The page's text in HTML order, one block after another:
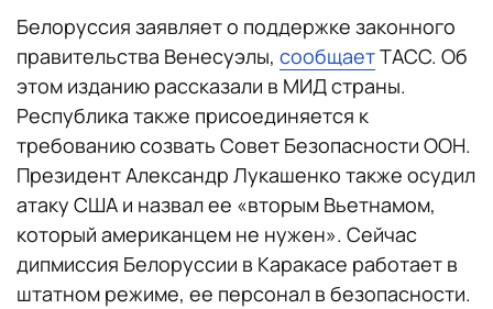
Белоруссия заявляет о поддержке законного
правительства Венесуэлы, сообщаетТАСС. Об
этом изданию рассказали в МИД страны.
Республика также присоединяется к
требованию созвать Совет Безопасности ООН.
Президент Александр Лукашенко также осудил
атаку США и назвал ее «вторым Вьетнамом,
который американцем не нужен». Сейчас
дипмиссия Белоруссии в Каракасе работает в
штатном режиме, ее персонал в безопасности.